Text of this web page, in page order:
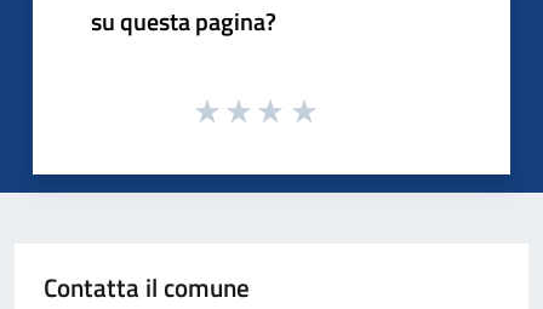
su questa pagina?
Contatta il comune